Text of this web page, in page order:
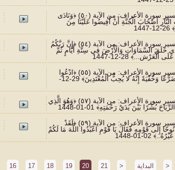
396 تفسير سورة الأعراف: من الآية (٥٠) ﴿وَنَادَى
أَصْحَابَ الْجَنَّةِ أَنْ أَفِيضُوا عَلَيْنَا مِنَ
397 تفسير سورة الأعراف: من الآية (٥٤) ﴿إِنَّ رَبَّكُمُ
خَلَقَ السَّمَاوَاتِ وَالْأَرْضَ فِي سِتَّةِ أَيَّامٍ ثُمَّ
الْعَرْش...﴾ 28-12-1447
398 تفسير سورة الأعراف: من الآية (٥٥) ﴿ادْعُوا
رَبَّكُمْ تَضَرُّعًا وَخُفْيَةً إِنَّهُ لا يُحِبُّ الْمُعْتَدِينَ﴾ 29-12-
399 تفسير سورة الأعراف: من الآية (٥٧) ﴿وَهُوَ الَّذِي
بُشْرًا بَيْنَ يَدَيْ رَحْمَتِهِ﴾ 01-01-1448
400 تفسير سورة الأعراف: من الآية (٥٩) ﴿لَقَدْ
نُوحًا إِلَى قَوْمِهِ فَقَالَ يَا قَوْمِ اعْبُدُوا اللَّهَ مَا لَكُمْ
02-01-1448
البداية <
16 17 18 19 20 21 >